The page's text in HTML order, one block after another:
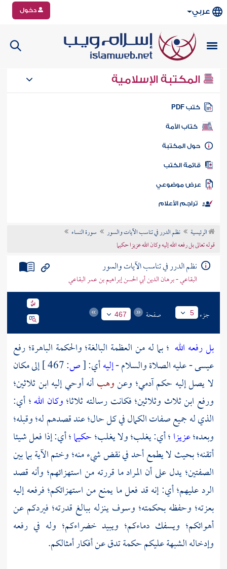
عربي دخول
المكتبة الإسلامية
كتب PDF
كتاب الأمة
المكتبة
الكتب
موضوعي
تراجم الأعلام
الرئيسية نظم الدرر في تناسب الآيات والسور
سورة النساء
قوله تعالى بل رفعه الله إليه وكان الله عزيزا حكيما
نظم الدرر في تناسب الآيات والسور
البقاعي - برهان الدين أبي الحسن إبراهيم بن عمر البقاعي
جزء 5 صفحة 467
بل رفعه الله ؛ بما له من العظمة البالغة؛ والحكمة الباهرة؛ رفع
عيسى- عليه الصلاة والسلام -إليهأي:[ص:
إلى مكان
لا يصل إليه حكم آدمي؛ وعنوهبأنه أوحي إليه ابن ثلاثين؛
ورفع ابن ثلاث وثلاثين؛ فكانت رسالته ثلاثا؛وكان الله؛ أي:
الذي له جميع صفات الكمال في كل حال؛ عند قصدهم له؛ وقبله؛
وبعده؛عزيزا؛ أي: يغلب؛ ولا يغلب؛حكيما؛ أي: إذا فعل شيئا
أتقنه؛ بحيث لا يطمع أحد في نقض شيء منه؛ وختم الآية بما بين
الصفتين؛ يدل على أن المراد ما قررته من استهزائهم؛ وأنه قصد
الرد عليهم؛ أي: إنه قد فعل ما يمنع من استهزائكم؛ فرفعه إليه
بعزته؛ وحفظه بحكمته؛ وسوف ينزله ببالغ قدرته؛ فيردكم عن
أهوائكم؛ ويسفك دماءكم؛ ويبيد خضراءكم؛ وله في رفعه
وإدخاله الشبهة عليكم حكمة تدق عن أفكار أمثالكم.